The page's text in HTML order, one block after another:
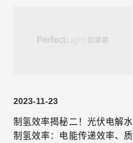
2023-11-23
制氢效率揭秘二！光伏电解水
制氢效率：电能传递效率、质